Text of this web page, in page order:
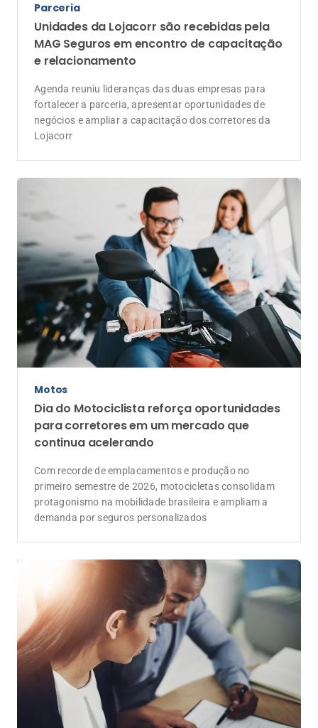
Parceria
Unidades da Lojacorr são recebidas pela
MAG Seguros em encontro de capacitação
e relacionamento
Agenda reuniu lideranças das duas empresas para
fortalecer a parceria, apresentar oportunidades de
negócios e ampliar a capacitação dos corretores da
Lojacorr
Motos
Dia do Motociclista reforça oportunidades
para corretores em um mercado que
continua acelerando
Com recorde de emplacamentos e produção no
primeiro semestre de 2026, motocicletas consolidam
protagonismo na mobilidade brasileira e ampliam a
demanda por seguros personalizados